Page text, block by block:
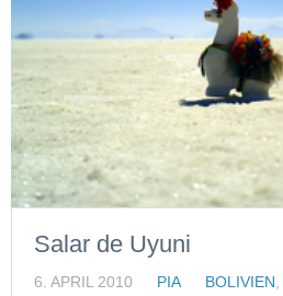
Salar de Uyuni
6. APRIL 2010 PIA BOLIVIEN,